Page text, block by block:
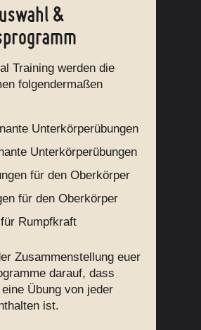
&
Training werden die
folgendermaßen
Unterkörperübungen
Unterkörperübungen
für den Oberkörper
für den Oberkörper
Rumpfkraft
Zusammenstellung euer
darauf, dass
Übung von jeder
ist.